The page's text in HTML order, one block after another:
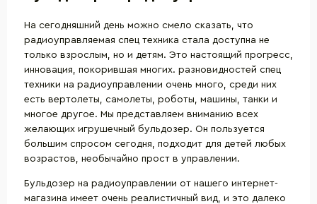
На сегодняшний день можно смело сказать, что
радиоуправляемая спец техника стала доступна не
только взрослым, но и детям. Это настоящий прогресс,
инновация, покорившая многих. разновидностей спец
техники на радиоуправлении очень много, среди них
есть вертолеты, самолеты, роботы, машины, танки и
многое другое. Мы представляем вниманию всех
желающих игрушечный бульдозер. Он пользуется
большим спросом сегодня, подходит для детей любых
возрастов, необычайно прост в управлении.
Бульдозер на радиоуправлении от нашего интернет-
магазина имеет очень реалистичный вид, и это далеко